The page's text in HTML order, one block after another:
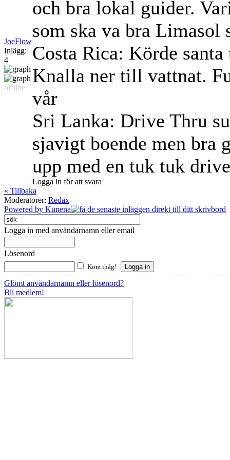
JoeFlow
Inlägg:
4
offline
och bra lokal guider.
som ska va bra Limasol
Costa Rica: Körde
Knalla ner till vattnat.
vår
Sri Lanka: Drive Thru
sjavigt boende men bra
upp med en tuk tuk
Logga in för att svara
« Tillbaka
Moderatorer: Redax
Powered by Kunena
Logga in med användarnamn eller email
Lösenord
Kom ihåg!
Glömt användarnamn eller lösenord?
Bli medlem!